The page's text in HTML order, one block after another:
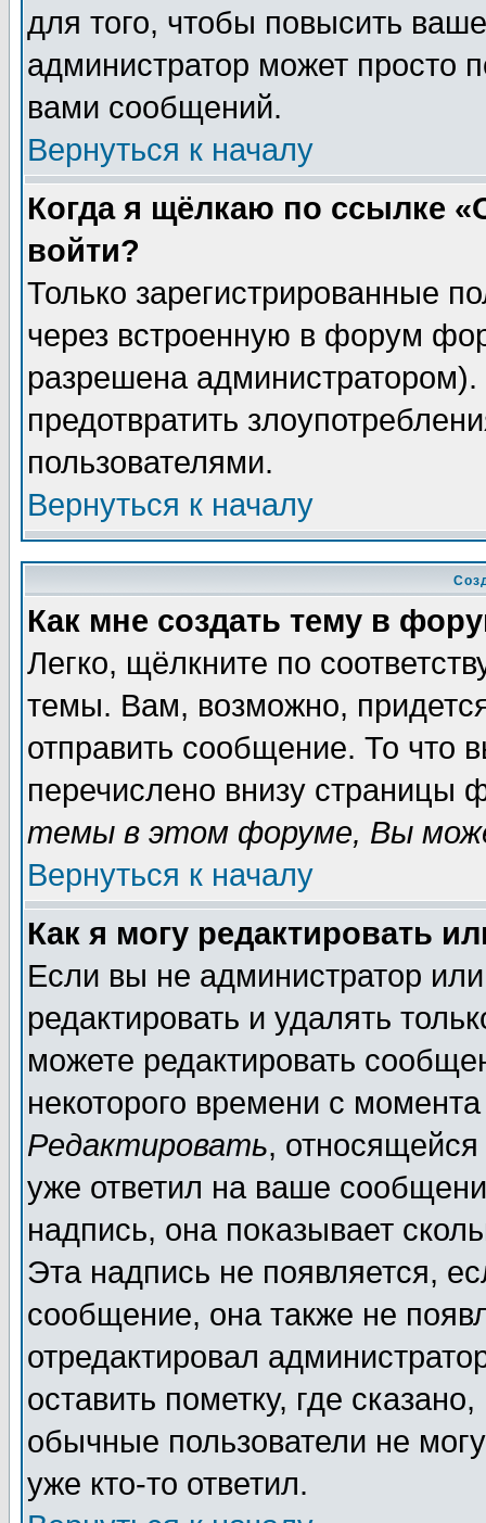
для того, чтобы повысить
администратор может просто
вами сообщений.
Вернуться к началу
Когда я щёлкаю по ссылке
войти?
Только зарегистрированные
через встроенную в форум
разрешена
предотвратить
пользователями.
Вернуться к началу
Как мне создать тему в
Легко, щёлкните по
темы. Вам, возможно,
отправить сообщение. То что
перечислено внизу страницы
темы в этом форуме, Вы
Вернуться к началу
Как я могу редактировать
Если вы не администратор
редактировать и удалять
можете редактировать
некоторого времени с
Редактировать,
уже ответил на ваше
надпись, она показывает
Эта надпись не появляется,
сообщение, она также не
отредактировал
оставить пометку, где
обычные пользователи не
уже кто-то ответил.